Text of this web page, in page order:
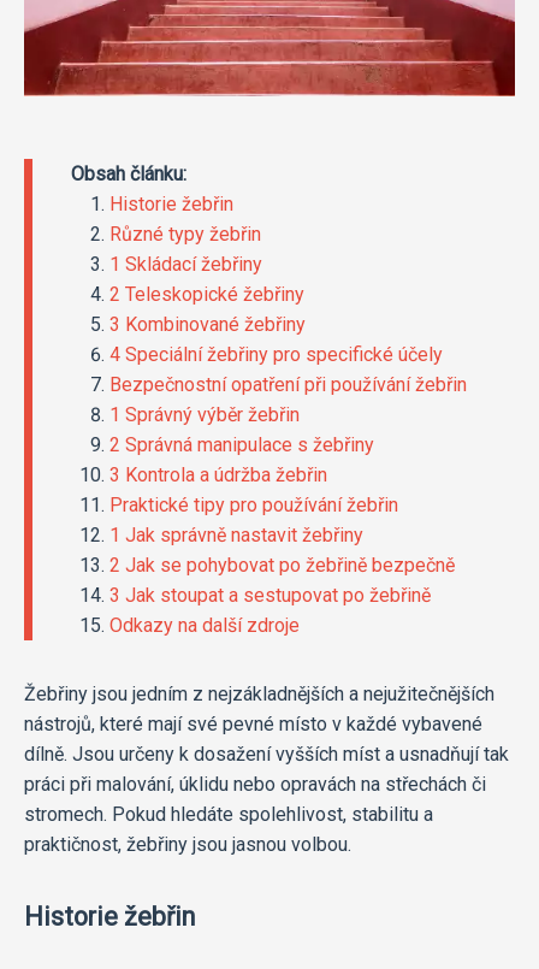
Obsah článku:
Historie žebřin
Různé typy žebřin
1 Skládací žebřiny
2 Teleskopické žebřiny
3 Kombinované žebřiny
4 Speciální žebřiny pro specifické účely
Bezpečnostní opatření při používání žebřin
1 Správný výběr žebřin
2 Správná manipulace s žebřiny
3 Kontrola a údržba žebřin
Praktické tipy pro používání žebřin
1 Jak správně nastavit žebřiny
2 Jak se pohybovat po žebřině bezpečně
3 Jak stoupat a sestupovat po žebřině
Odkazy na další zdroje
Žebřiny jsou jedním z nejzákladnějších a nejužitečnějších
nástrojů, které mají své pevné místo v každé vybavené
dílně. Jsou určeny k dosažení vyšších míst a usnadňují tak
práci při malování, úklidu nebo opravách na střechách či
stromech. Pokud hledáte spolehlivost, stabilitu a
praktičnost, žebřiny jsou jasnou volbou.
Historie žebřin